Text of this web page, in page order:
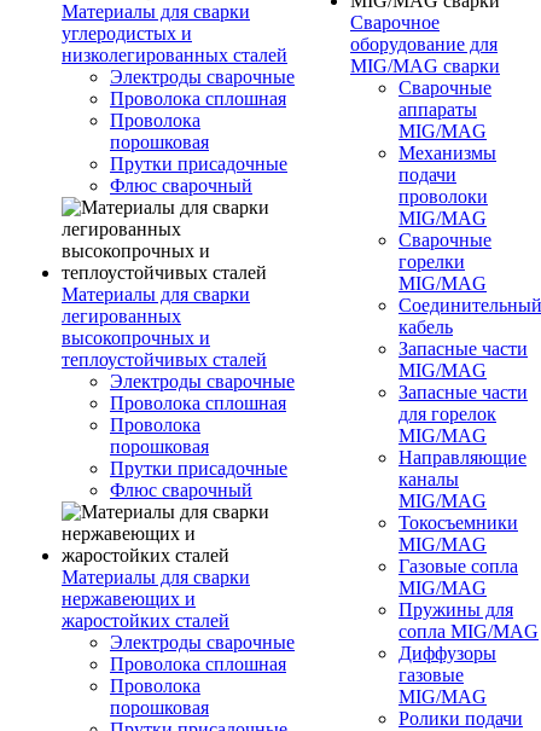
Материалы для сварки
углеродистых и
низколегированных сталей
Электроды сварочные
Проволока сплошная
Проволока
порошковая
Прутки присадочные
Флюс сварочный
Материалы для сварки
легированных
высокопрочных и
теплоустойчивых сталей
Электроды сварочные
Проволока сплошная
Проволока
порошковая
Прутки присадочные
Флюс сварочный
Материалы для сварки
нержавеющих и
жаростойких сталей
Электроды сварочные
Проволока сплошная
Проволока
порошковая
Сварочное
оборудование для
MIG/MAG сварки
Сварочные
аппараты
MIG/MAG
Механизмы
подачи
проволоки
MIG/MAG
Сварочные
горелки
MIG/MAG
Соединительный
кабель
Запасные части
MIG/MAG
Запасные части
для горелок
MIG/MAG
Направляющие
каналы
MIG/MAG
Токосъемники
MIG/MAG
Газовые сопла
MIG/MAG
Пружины для
сопла MIG/MAG
Диффузоры
газовые
MIG/MAG
Ролики подачи